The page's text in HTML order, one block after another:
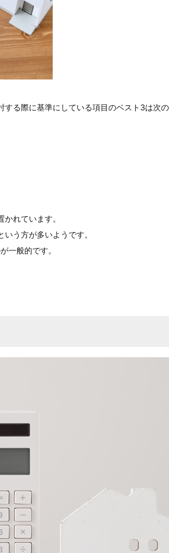
る際に基準にしている項目のベスト3は次の
れています。
う方が多いようです。
一般的です。